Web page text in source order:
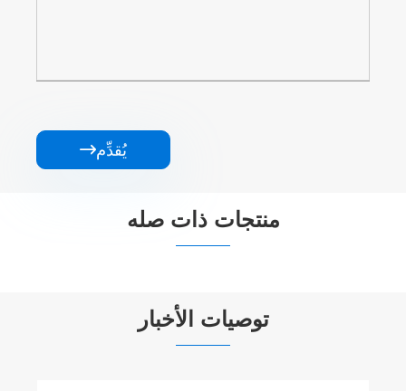
يُقدِّم
منتجات ذات صله
توصيات الأخبار